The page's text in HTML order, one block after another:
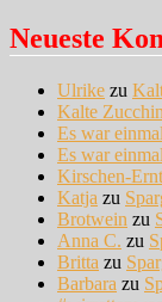
Neueste
Ulrike zu
Kalte
Es war
Es war
Kirschen-
Katja zu
Brotwein zu
Anna C. zu
Britta zu
Barbara zu